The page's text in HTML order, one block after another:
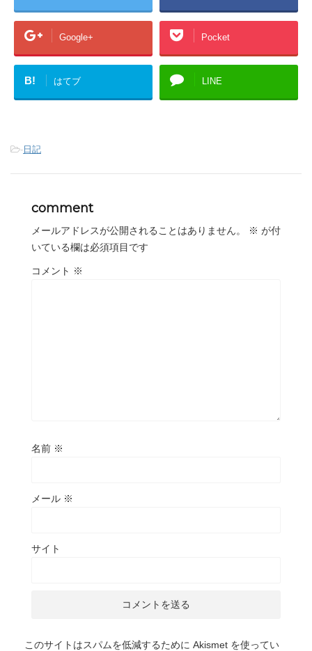
Google+ Pocket
B! はてブ LINE
-日記
comment
メールアドレスが公開されることはありません。 ※ が付
いている欄は必須項目です
コメント ※
名前 ※
メール ※
サイト
このサイトはスパムを低減するために Akismet を使ってい